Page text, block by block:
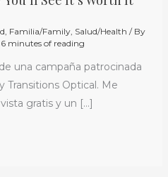
, Familia/Family, Salud/Health / By
6 minutes of reading
una campaña patrocinada
Optical. Me
gratis y un […]